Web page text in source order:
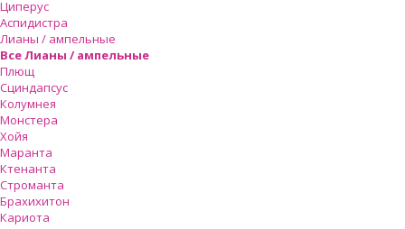
Циперус
Аспидистра
Лианы / ампельные
Все Лианы / ампельные
Плющ
Сциндапсус
Колумнея
Монстера
Хойя
Маранта
Ктенанта
Строманта
Брахихитон
Кариота